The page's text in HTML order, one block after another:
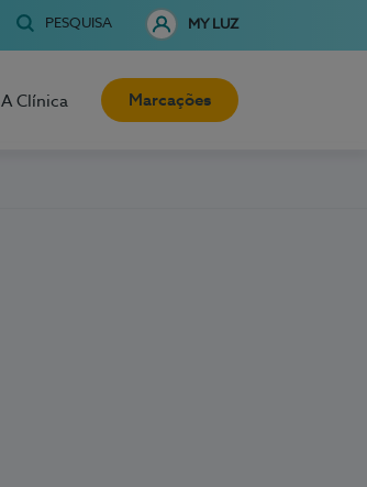
PESQUISA MY LUZ
A Clínica Marcações